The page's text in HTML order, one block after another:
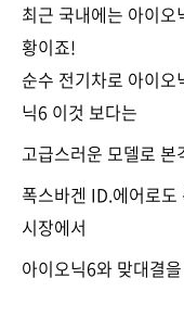
최근 국내에는 아이
황이죠!
순수 전기차로 아이
닉6 이것 보다는
고급스러운 모델로
폭스바겐 ID.에어로
시장에서
아이오닉6와 맞대결